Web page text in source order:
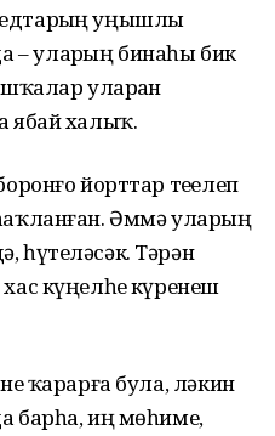
уңышлы
уларҙың бинаһы бик
уларҙан
ябай халыҡ.
йорттар теҙелеп
Әммә уларҙың
һүтеләсәк. Тәрән
күңелһеҙ күренеш
ҡарарға була, ләкин
барһа, иң мөһиме,